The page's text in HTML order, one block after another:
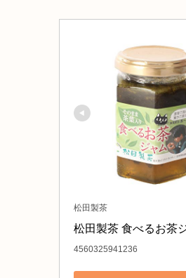
松田製茶
松田製茶 食べるお茶
4560325941236